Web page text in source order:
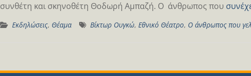
συνθέτη και σκηνοθέτη Θοδωρή Αμπαζή. Ο άνθρωπος που
Εκδηλώσεις, Θέαμα Βίκτωρ Ουγκώ, Εθνικό Θέατρο, Ο άνθρωπος που